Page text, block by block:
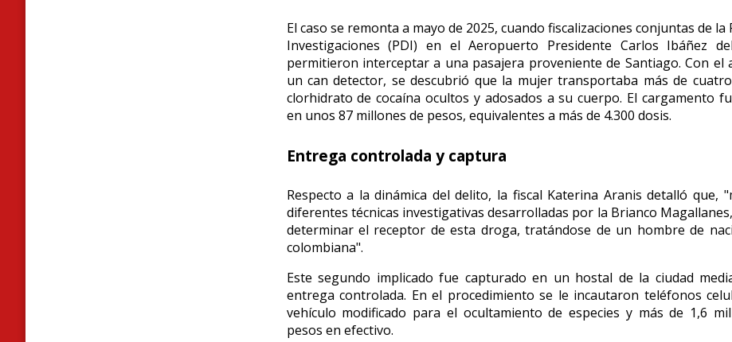
El caso se remonta a mayo de 2025, cuando fiscalizaciones conjuntas de la
Investigaciones (PDI) en el Aeropuerto Presidente Carlos Ibáñez
permitieron interceptar a una pasajera proveniente de Santiago. Con el
un can detector, se descubrió que la mujer transportaba más de
clorhidrato de cocaína ocultos y adosados a su cuerpo. El cargamento
en unos 87 millones de pesos, equivalentes a más de 4.300 dosis.
Entrega controlada y captura
Respecto a la dinámica del delito, la fiscal Katerina Aranis detalló que,
diferentes técnicas investigativas desarrolladas por la Brianco
determinar el receptor de esta droga, tratándose de un hombre de
colombiana".
Este segundo implicado fue capturado en un hostal de la ciudad
entrega controlada. En el procedimiento se le incautaron teléfonos
vehículo modificado para el ocultamiento de especies y más de 1,6
pesos en efectivo.